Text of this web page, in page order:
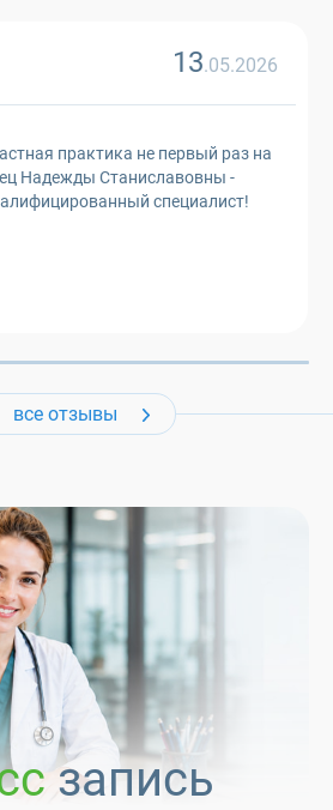
13.05.2026
практика не первый раз на
Надежды Станиславовны -
специалист!
все отзывы
запись